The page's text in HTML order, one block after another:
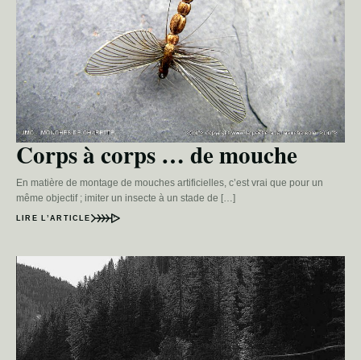
Corps à corps … de mouche
En matière de montage de mouches artificielles, c’est vrai que pour un
même objectif ; imiter un insecte à un stade de […]
LIRE L’ARTICLE